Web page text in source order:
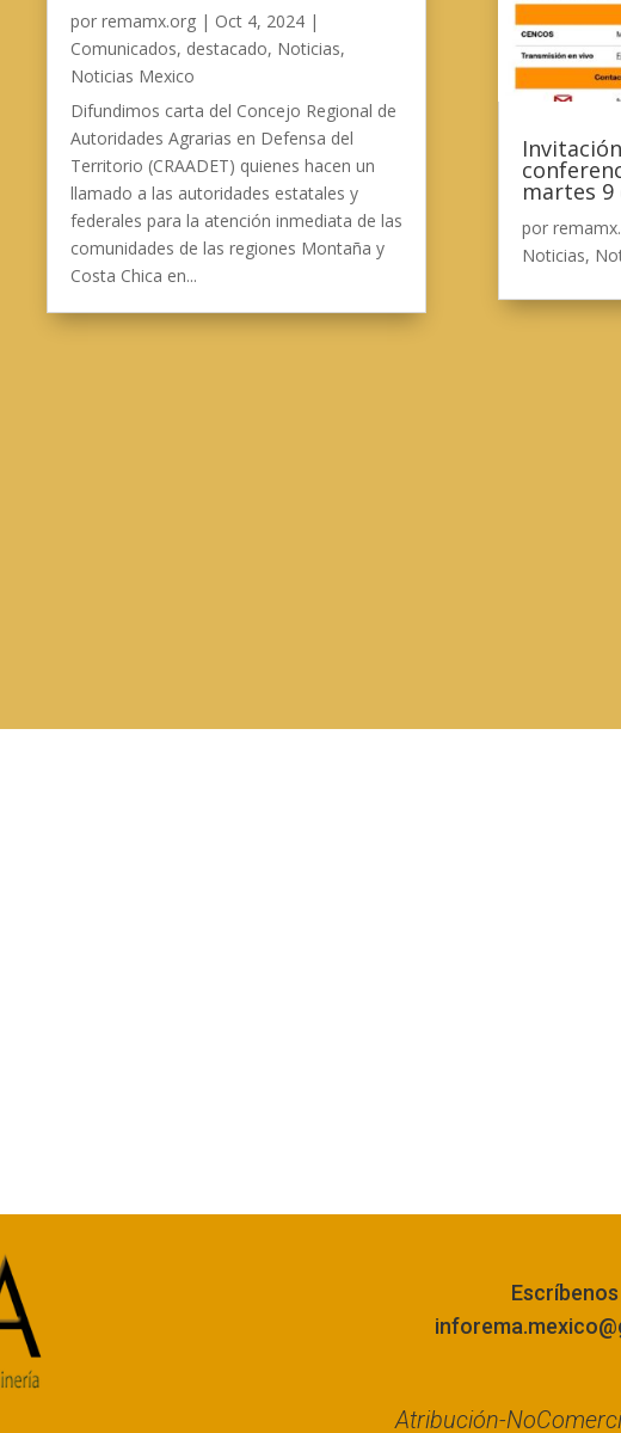
por remamx.org| Oct 4, 2024|
Comunicados, destacado, Noticias,
Noticias Mexico
Difundimos carta del Concejo Regional de
Autoridades Agrarias en Defensa del
Territorio (CRAADET) quienes hacen un
llamado a las autoridades estatales y
federales para la atención inmediata de las
comunidades de las regiones Montaña y
Costa Chica en...
martes 9
por
Noticias,
Escríbenos
Atribución-